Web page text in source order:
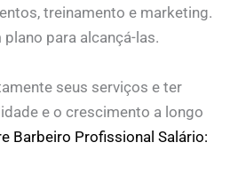
treinamento e marketing.
para alcançá-las.
seus serviços e ter
e o crescimento a longo
Barbeiro Profissional Salário: